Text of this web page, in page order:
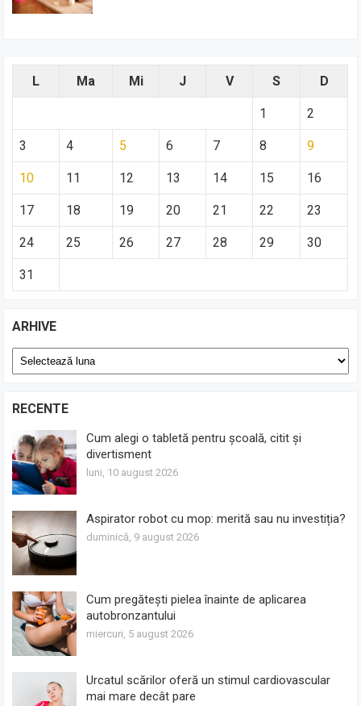
L Ma Mi J V S D
1 2
3 4 5 6 7 8 9
10 11 12 13 14 15 16
17 18 19 20 21 22 23
24 25 26 27 28 29 30
31
ARHIVE
Arhive
RECENTE
Cum alegi o tabletă pentru școală, citit și
divertisment
luni, 10 august 2026
Aspirator robot cu mop: merită sau nu investiția?
duminică, 9 august 2026
Cum pregătești pielea înainte de aplicarea
autobronzantului
miercuri, 5 august 2026
Urcatul scărilor oferă un stimul cardiovascular
mai mare decât pare